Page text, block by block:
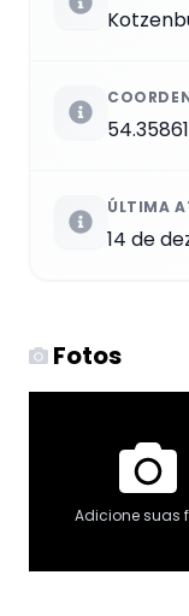
ÚLTIMA
14 de
Fotos
Adicione suas